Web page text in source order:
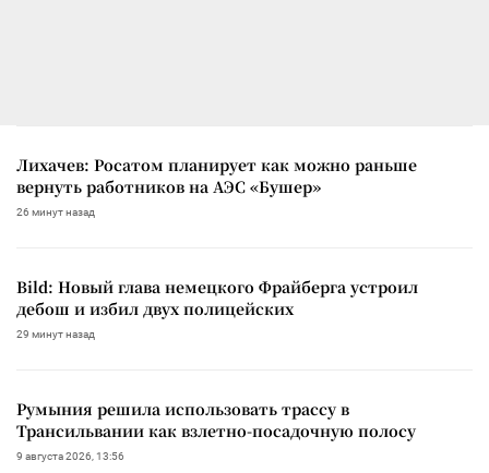
Лихачев: Росатом планирует как можно раньше
вернуть работников на АЭС «Бушер»
26 минут назад
Bild: Новый глава немецкого Фрайберга устроил
дебош и избил двух полицейских
29 минут назад
Румыния решила использовать трассу в
Трансильвании как взлетно-посадочную полосу
9 августа 2026, 13:56